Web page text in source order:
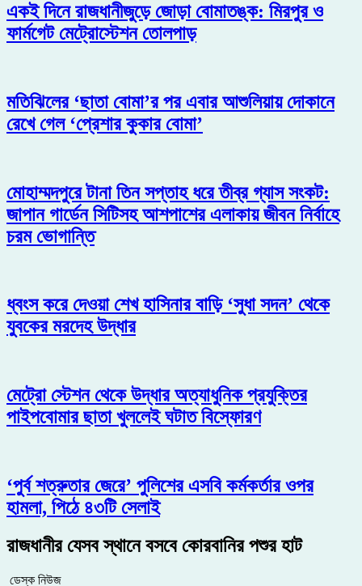
একই দিনে রাজধানীজুড়ে জোড়া বোমাতঙ্ক: মিরপুর ও
ফার্মগেট মেট্রোস্টেশন তোলপাড়
মতিঝিলের ‘ছাতা বোমা’র পর এবার আশুলিয়ায় দোকানে
রেখে গেল ‘প্রেশার কুকার বোমা’
মোহাম্মদপুরে টানা তিন সপ্তাহ ধরে তীব্র গ্যাস সংকট:
জাপান গার্ডেন সিটিসহ আশপাশের এলাকায় জীবন নির্বাহে
চরম ভোগান্তি
ধ্বংস করে দেওয়া শেখ হাসিনার বাড়ি ‘সুধা সদন’ থেকে
যুবকের মরদেহ উদ্ধার
মেট্রো স্টেশন থেকে উদ্ধার অত্যাধুনিক প্রযুক্তির
পাইপবোমার ছাতা খুললেই ঘটাত বিস্ফোরণ
‘পুর্ব শত্রুতার জেরে’ পুলিশের এসবি কর্মকর্তার ওপর
হামলা, পিঠে ৪৩টি সেলাই
রাজধানীর যেসব স্থানে বসবে কোরবানির পশুর হাট
ডেস্ক নিউজ